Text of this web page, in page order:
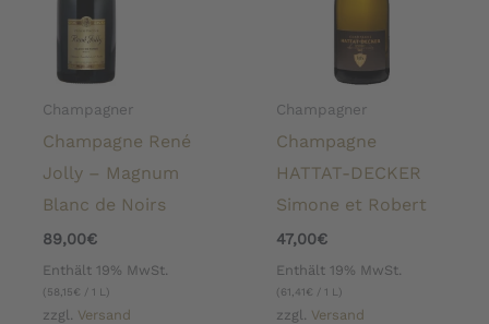
Champagner
Champagne René
Jolly – Magnum
Blanc de Noirs
89,00€
Enthält 19% MwSt.
(58,15€ / 1 L)
zzgl. Versand
Champagner
Champagne
HATTAT-DECKER
Simone et Robert
47,00€
Enthält 19% MwSt.
(61,41€ / 1 L)
zzgl. Versand